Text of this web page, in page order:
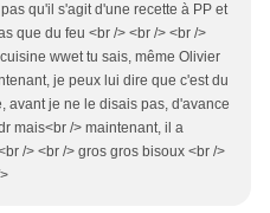
qu'il s'agit d'une recette à PP et
que du feu <br /> <br /> <br />
wwet tu sais, même Olivier
je peux lui dire que c'est du
avant je ne le disais pas, d'avance
mais<br /> maintenant, il a
/> <br /> gros gros bisoux <br />